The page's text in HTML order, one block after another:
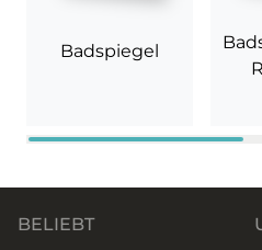
Badspiegel
BELIEBT